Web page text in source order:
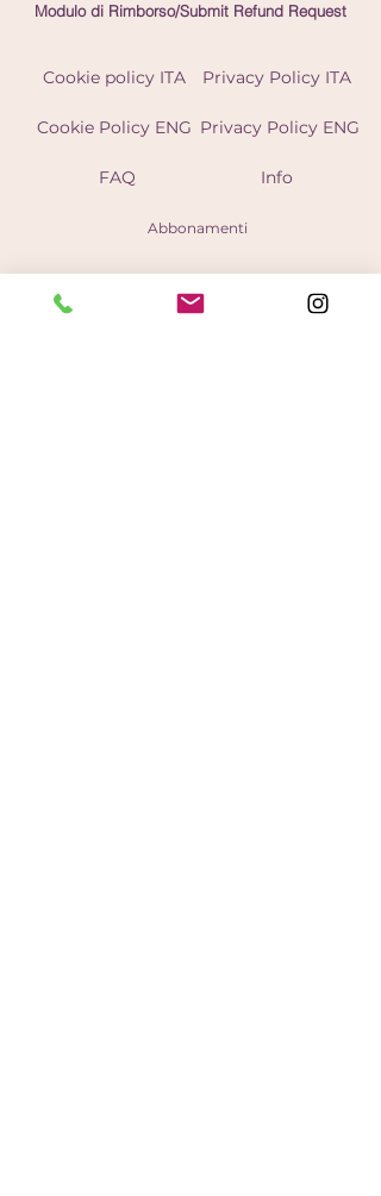
Modulo di Rimborso/Submit Refund Request
Cookie policy ITA Privacy Policy ITA
Cookie Policy ENG Privacy Policy ENG
FAQ Info
Abbonamenti